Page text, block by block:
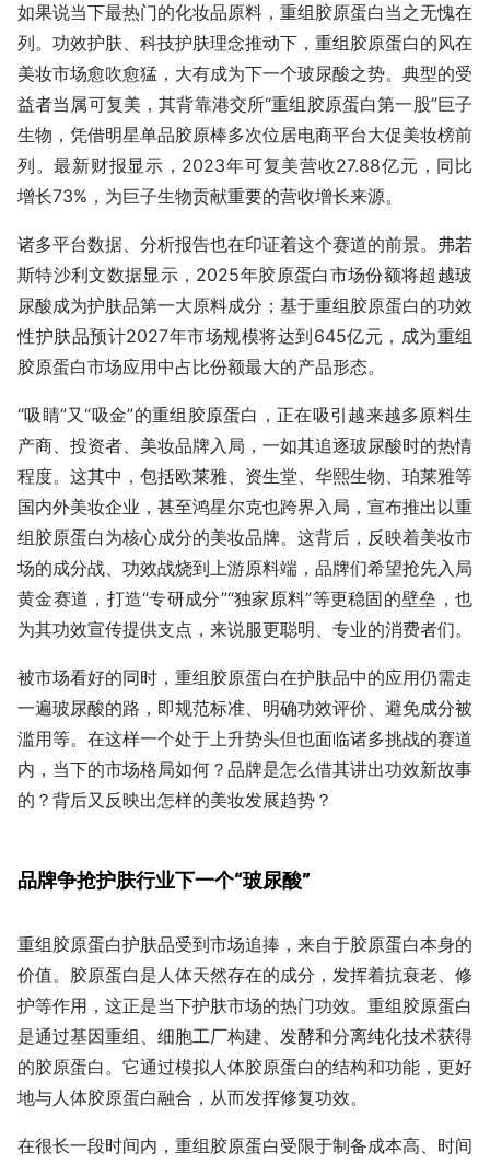
如果说当下最热门的化妆品原料，重组胶原蛋白当之无愧在
列。功效护肤、科技护肤理念推动下，重组胶原蛋白的风在
美妆市场愈吹愈猛，大有成为下一个玻尿酸之势。典型的受
益者当属可复美，其背靠港交所“重组胶原蛋白第一股”巨子
生物，凭借明星单品胶原棒多次位居电商平台大促美妆榜前
列。最新财报显示，2023年可复美营收27.88亿元，同比
增长73%，为巨子生物贡献重要的营收增长来源。
诸多平台数据、分析报告也在印证着这个赛道的前景。弗若
斯特沙利文数据显示，2025年胶原蛋白市场份额将超越玻
尿酸成为护肤品第一大原料成分；基于重组胶原蛋白的功效
性护肤品预计2027年市场规模将达到645亿元，成为重组
胶原蛋白市场应用中占比份额最大的产品形态。
“吸睛”又“吸金”的重组胶原蛋白，正在吸引越来越多原料生
产商、投资者、美妆品牌入局，一如其追逐玻尿酸时的热情
程度。这其中，包括欧莱雅、资生堂、华熙生物、珀莱雅等
国内外美妆企业，甚至鸿星尔克也跨界入局，宣布推出以重
组胶原蛋白为核心成分的美妆品牌。这背后，反映着美妆市
场的成分战、功效战烧到上游原料端，品牌们希望抢先入局
黄金赛道，打造“专研成分”“独家原料”等更稳固的壁垒，也
为其功效宣传提供支点，来说服更聪明、专业的消费者们。
被市场看好的同时，重组胶原蛋白在护肤品中的应用仍需走
一遍玻尿酸的路，即规范标准、明确功效评价、避免成分被
滥用等。在这样一个处于上升势头但也面临诸多挑战的赛道
内，当下的市场格局如何？品牌是怎么借其讲出功效新故事
的？背后又反映出怎样的美妆发展趋势？
品牌争抢护肤行业下一个“玻尿酸”
重组胶原蛋白护肤品受到市场追捧，来自于胶原蛋白本身的
价值。胶原蛋白是人体天然存在的成分，发挥着抗衰老、修
护等作用，这正是当下护肤市场的热门功效。重组胶原蛋白
是通过基因重组、细胞工厂构建、发酵和分离纯化技术获得
的胶原蛋白。它通过模拟人体胶原蛋白的结构和功能，更好
地与人体胶原蛋白融合，从而发挥修复功效。
在很长一段时间内，重组胶原蛋白受限于制备成本高、时间